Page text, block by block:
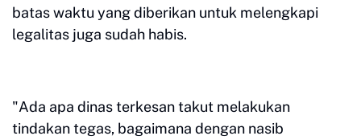
batas waktu yang diberikan untuk melengkapi
legalitas juga sudah habis.
"Ada apa dinas terkesan takut melakukan
tindakan tegas, bagaimana dengan nasib